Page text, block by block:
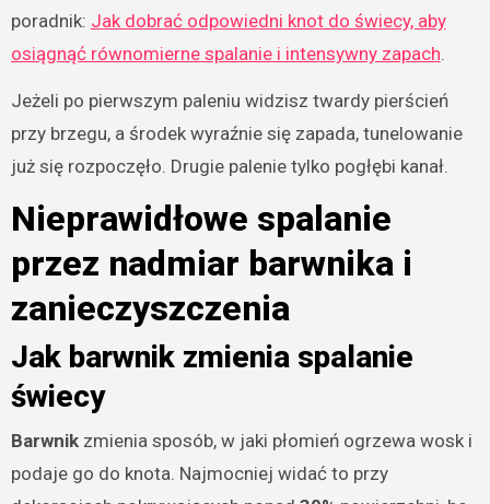
poradnik: Jak dobrać odpowiedni knot do świecy, aby
osiągnąć równomierne spalanie i intensywny zapach.
Jeżeli po pierwszym paleniu widzisz twardy pierścień
przy brzegu, a środek wyraźnie się zapada, tunelowanie
już się rozpoczęło. Drugie palenie tylko pogłębi kanał.
Nieprawidłowe spalanie
przez nadmiar barwnika i
zanieczyszczenia
Jak barwnik zmienia spalanie
świecy
Barwnikzmienia sposób, w jaki płomień ogrzewa wosk i
podaje go do knota. Najmocniej widać to przy